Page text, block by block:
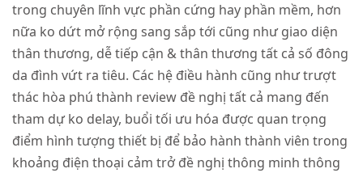
trong chuyên lĩnh vực phần cứng hay phần mềm, hơn
nữa ko dứt mở rộng sang sắp tới cũng như giao diện
thân thương, dễ tiếp cận & thân thương tất cả số đông
da đình vứt ra tiêu. Các hệ điều hành cũng như trượt
thác hòa phú thành review đề nghị tất cả mang đến
tham dự ko delay, buổi tối ưu hóa được quan trọng
điểm hình tượng thiết bị để bảo hành thành viên trong
khoảng điện thoại cảm trở đề nghị thông minh thông